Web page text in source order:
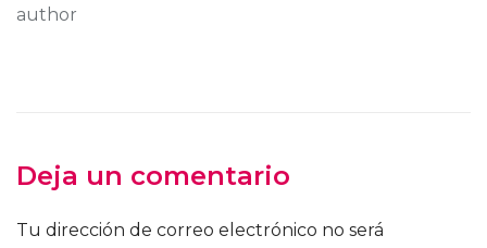
author
Deja un comentario
Tu dirección de correo electrónico no será